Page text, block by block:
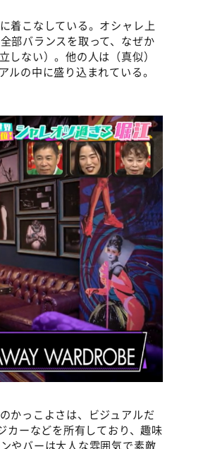
着こなしている。オシャレ上
部バランスを取って、なぜか
しない）。他の人は（真似）
ルの中に盛り込まれている。
かっこよさは、ビジュアルだ
カーなどを所有しており、趣味
やバーは大人な雰囲気で素敵